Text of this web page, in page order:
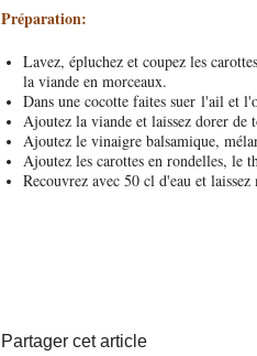
Préparation:
Lavez, épluchez et coupez les
la viande en morceaux.
Dans une cocotte faites suer l'ail et
Ajoutez la viande et laissez dorer de
Ajoutez le vinaigre balsamique,
Ajoutez les carottes en rondelles, le
Recouvrez avec 50 cl d'eau et
Partager cet article